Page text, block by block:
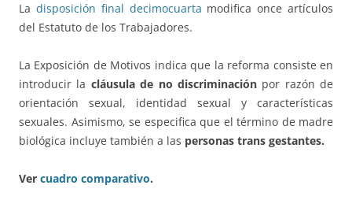
La disposición final decimocuarta modifica once artículos
del Estatuto de los Trabajadores.
La Exposición de Motivos indica que la reforma consiste en
introducir la cláusula de no discriminaciónpor razón de
orientación sexual, identidad sexual y características
sexuales. Asimismo, se especifica que el término de madre
biológica incluye también a las personas trans gestantes.
Ver cuadro comparativo.